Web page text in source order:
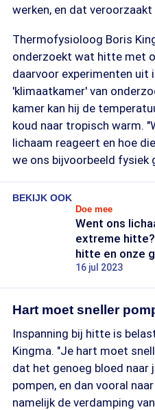
werken, en dat veroorzaakt
Thermofysioloog Boris
onderzoekt wat hitte met
daarvoor experimenten uit
'klimaatkamer' van
kamer kan hij de
koud naar tropisch warm.
lichaam reageert en hoe
we ons bijvoorbeeld fysiek
BEKIJK OOK
Doe mee
Went ons
extreme
hitte en onze
16 jul 2023
Hart moet sneller
Inspanning bij hitte is
Kingma. "Je hart moet
dat het genoeg bloed naar
pompen, en dan vooral
namelijk de verdamping